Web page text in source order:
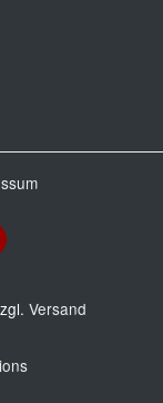
Versand